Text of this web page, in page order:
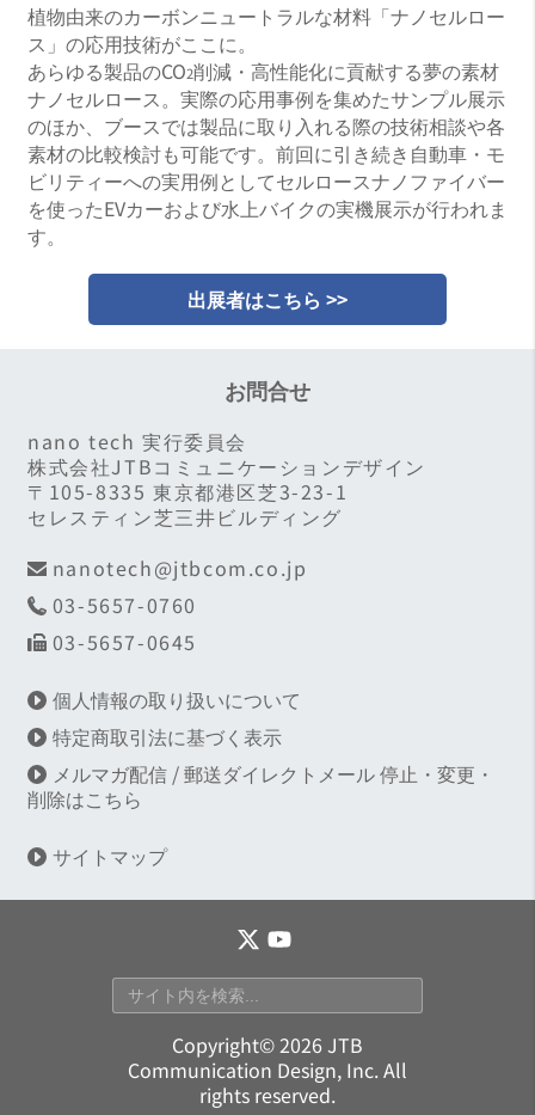
植物由来のカーボンニュートラルな材料「ナノセルロー
ス」の応用技術がここに。
あらゆる製品のCO2削減・高性能化に貢献する夢の素材
ナノセルロース。実際の応用事例を集めたサンプル展示
のほか、ブースでは製品に取り入れる際の技術相談や各
素材の比較検討も可能です。前回に引き続き自動車・モ
ビリティーへの実用例としてセルロースナノファイバー
を使ったEVカーおよび水上バイクの実機展示が行われま
す。
出展者はこちら >>
お問合せ
nano tech 実行委員会
株式会社JTBコミュニケーションデザイン
〒105-8335 東京都港区芝3-23-1
セレスティン芝三井ビルディング
nanotech@jtbcom.co.jp
03-5657-0760
03-5657-0645
個人情報の取り扱いについて
特定商取引法に基づく表示
メルマガ配信 / 郵送ダイレクトメール 停止・変更・
削除はこちら
サイトマップ
Copyright© 2026 JTB
Communication Design, Inc. All
rights reserved.